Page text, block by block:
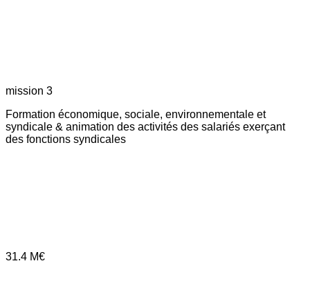
mission 3
Formation économique, sociale, environnementale et
syndicale & animation des activités des salariés exerçant
des fonctions syndicales
31.4 M€